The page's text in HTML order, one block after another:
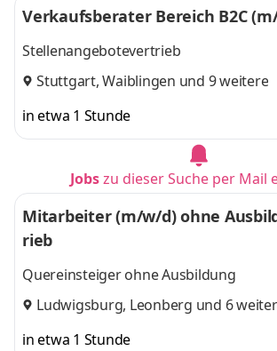
Verkaufsberater Bereich B2C
Stellenangebotevertrieb
Stuttgart,Waiblingen und 9 weitere
in etwa 1 Stunde
Jobszu dieser Suche per Mail
Mitarbeiter (m/w/d) ohne
rieb
Quereinsteiger ohne Ausbildung
Ludwigsburg, Leonberg und 6
in etwa 1 Stunde